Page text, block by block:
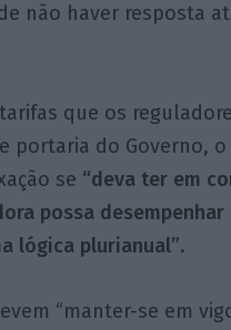
não haver resposta
que os
portaria do Governo,
se “deva ter em
possa
lógica plurianual”.
“manter-se em